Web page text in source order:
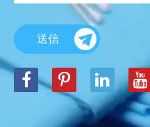
送信